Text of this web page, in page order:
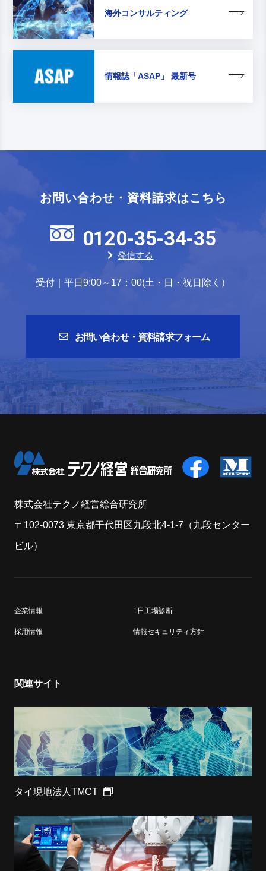
海外コンサルティング
情報誌「ASAP」 最新号
お問い合わせ・資料請求はこちら
0120-35-34-35
発信する
受付｜平日9:00～17：00(土・日・祝日除く）
お問い合わせ・資料請求フォーム
株式会社テクノ経営総合研究所
〒102-0073 東京都干代田区九段北4-1-7（九段センター
ビル）
企業情報 1日工場診断
採用情報 情報セキュリティ方針
関連サイト
タイ現地法人TMCT